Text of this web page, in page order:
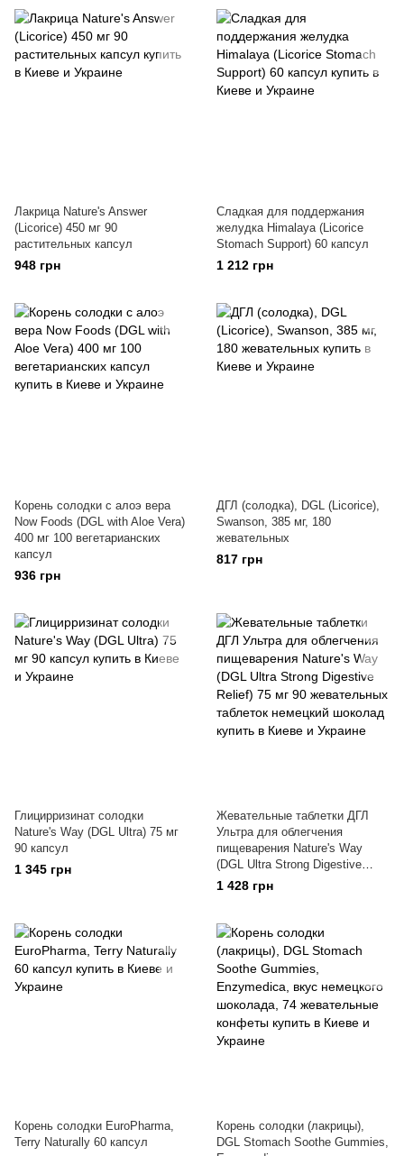
Лакрица Nature's Answer
(Licorice) 450 мг 90
растительных капсул
948 грн
Сладкая для поддержания
желудка Himalaya (Licorice
Stomach Support) 60 капсул
1 212 грн
Корень солодки с алоэ вера
Now Foods (DGL with Aloe Vera)
400 мг 100 вегетарианских
капсул
936 грн
ДГЛ (солодка), DGL (Licorice),
Swanson, 385 мг, 180
жевательных
817 грн
Глицирризинат солодки
Nature's Way (DGL Ultra) 75 мг
90 капсул
1 345 грн
Жевательные таблетки ДГЛ
Ультра для облегчения
пищеварения Nature's Way
(DGL Ultra Strong Digestive
Relief) 75 мг 90 жевательных
таблеток немецкий шоколад
1 428 грн
Корень солодки EuroPharma,
Terry Naturally 60 капсул
Корень солодки (лакрицы),
DGL Stomach Soothe Gummies,